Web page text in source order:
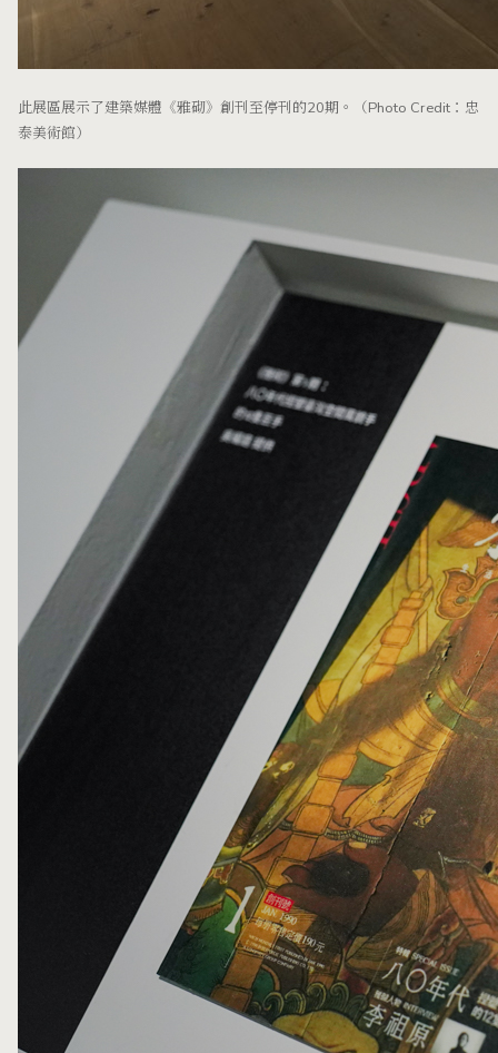
此展區展示了建築媒體《雅砌》創刊至停刊的20期。（Photo Credit：忠
泰美術館）